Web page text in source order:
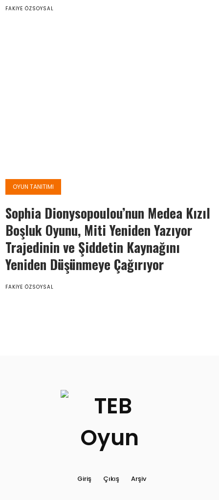
FAKIYE ÖZSOYSAL
OYUN TANITIMI
Sophia Dionysopoulou’nun Medea Kızıl
Boşluk Oyunu, Miti Yeniden Yazıyor
Trajedinin ve Şiddetin Kaynağını
Yeniden Düşünmeye Çağırıyor
FAKIYE ÖZSOYSAL
Giriş Çıkış Arşiv